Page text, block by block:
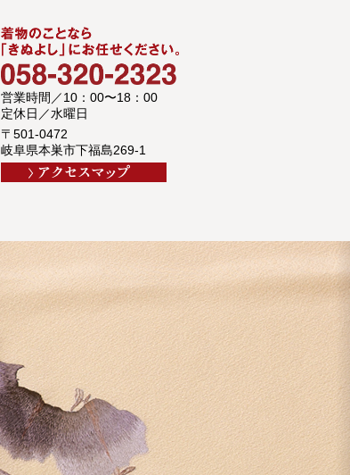
営業時間／10：00〜18：00
定休日／水曜日
〒501-0472
岐阜県本巣市下福島269-1